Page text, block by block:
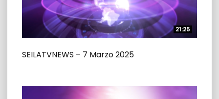
21:25
21:25
SEILATVNEWS – 7 Marzo 2025